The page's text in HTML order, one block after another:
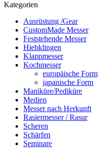
Kategorien
Ausrüstung /Gear
CustomMade Messer
Feststehende Messer
Hiebklingen
Klappmesser
Kochmesser
europäische Form
japanische Form
Maniküre/Pediküre
Medien
Messer nach Herkunft
Rasiermesser / Rasur
Scheren
Schärfen
Seminare